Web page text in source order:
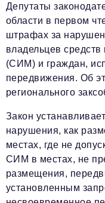
Отдел по работе с
partner@business-
Депутаты
области в первом
штрафах за
владельцев
(СИМ) и граждан,
передвижения. Об
регионального
Закон
нарушения, как
местах, где не
СИМ в местах, не
размещения,
установленным